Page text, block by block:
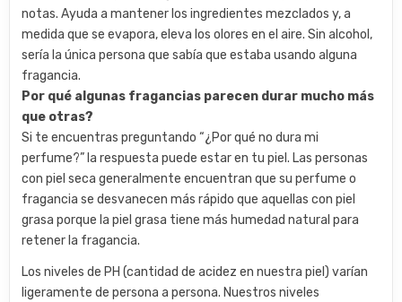
notas. Ayuda a mantener los ingredientes mezclados y, a
medida que se evapora, eleva los olores en el aire. Sin alcohol,
sería la única persona que sabía que estaba usando alguna
fragancia.
Por qué algunas fragancias parecen durar mucho más
que otras?
Si te encuentras preguntando “¿Por qué no dura mi
perfume?” la respuesta puede estar en tu piel. Las personas
con piel seca generalmente encuentran que su perfume o
fragancia se desvanecen más rápido que aquellas con piel
grasa porque la piel grasa tiene más humedad natural para
retener la fragancia.
Los niveles de PH (cantidad de acidez en nuestra piel) varían
ligeramente de persona a persona. Nuestros niveles